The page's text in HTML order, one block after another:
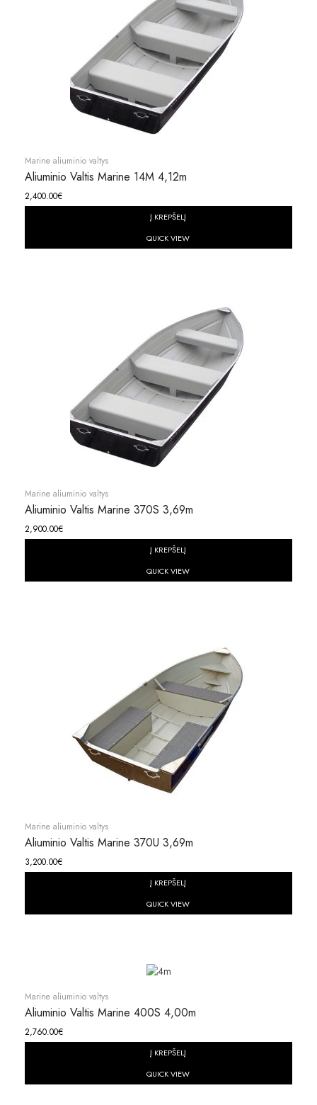
Marine aliuminio valtys
Aliuminio Valtis Marine 14M 4,12m
2,400.00€
Į KREPŠELĮ
QUICK VIEW
Marine aliuminio valtys
Aliuminio Valtis Marine 370S 3,69m
2,900.00€
Į KREPŠELĮ
QUICK VIEW
Marine aliuminio valtys
Aliuminio Valtis Marine 370U 3,69m
3,200.00€
Į KREPŠELĮ
QUICK VIEW
Marine aliuminio valtys
Aliuminio Valtis Marine 400S 4,00m
2,760.00€
Į KREPŠELĮ
QUICK VIEW